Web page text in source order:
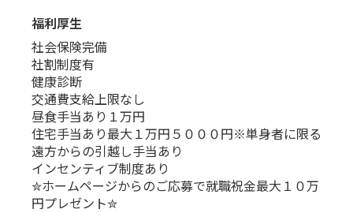
福利厚生
社会保険完備
社割制度有
健康診断
交通費支給上限なし
昼食手当あり１万円
住宅手当あり最大１万円５０００円※単身者に限る
遠方からの引越し手当あり
インセンティブ制度あり
✮ホームページからのご応募で就職祝金最大１０万
円プレゼント✮